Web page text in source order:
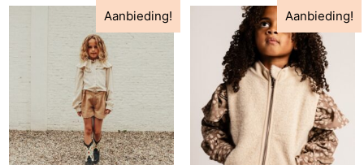
Aanbieding! Aanbieding!